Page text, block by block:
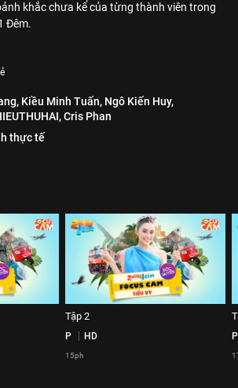
khắc chưa kể của từng thành viên trong
Đêm.
Kiều Minh Tuấn, Ngô Kiến Huy,
Cris Phan
thực tế
Tập 2
P HD
15ph
P